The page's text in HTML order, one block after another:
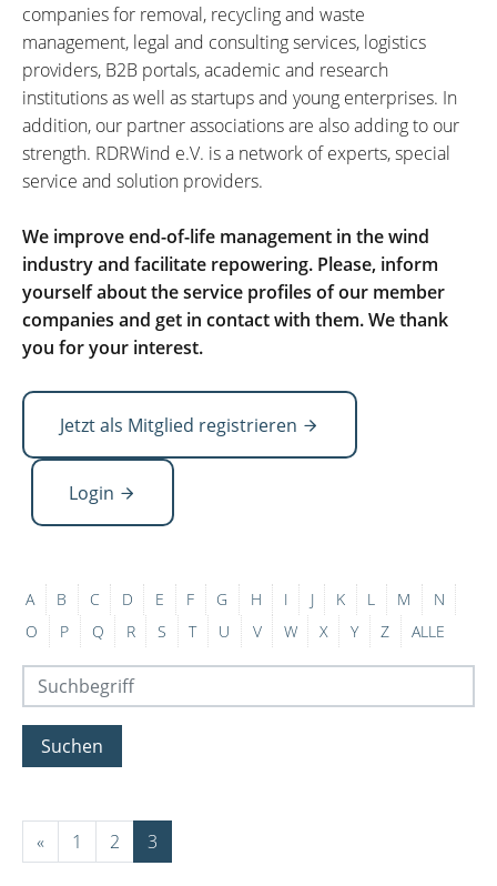
companies for removal, recycling and waste
management, legal and consulting services, logistics
providers, B2B portals, academic and research
institutions as well as startups and young enterprises. In
addition, our partner associations are also adding to our
strength. RDRWind e.V. is a network of experts, special
service and solution providers.
We improve end-of-life management in the wind
industry and facilitate repowering. Please, inform
yourself about the service profiles of our member
companies and get in contact with them. We thank
you for your interest.
Jetzt als Mitglied registrieren
Login
A B C D E F G H I J K L M
N
O
P Q R S T U V W X Y Z ALLE
Suchen
« 1 2 3